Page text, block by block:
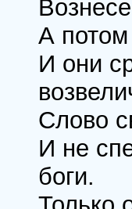
А
И они
Слово
И не
боги.